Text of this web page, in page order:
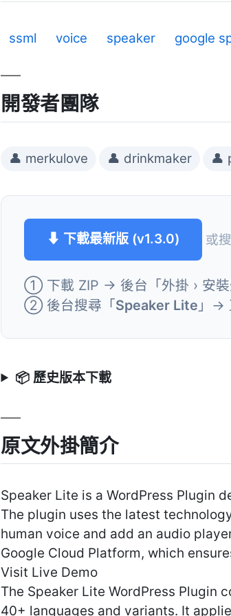
ssml voice speaker google
開發者團隊
👤 merkulove 👤 drinkmaker 👤
⬇ 下載最新版 (v1.3.0) 或
① 下載 ZIP → 後台「外掛 › 安裝
② 後台搜尋「Speaker Lite 」→
📦 歷史版本下載
原文外掛簡介
Speaker Lite is a WordPress Plugin
The plugin uses the latest
human voice and add an audio
Google Cloud Platform, which
Visit Live Demo
The Speaker Lite WordPress Plugin
40+ languages and variants. It